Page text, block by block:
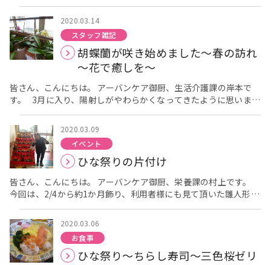
所されておられる方々が安心して過ごして頂けるように、このよ
うな緊急時を想定した訓練を定期的に行っていきたいと思いま
す！！
様も 「あ～、これ、この前の写真やね～」 「お正月だから、
おしゃれしたのよ～」 と職員とお話しされていました。 コロ
ナウイルスの影響で、当面の面会を控えさせて頂いている状況で
すが、現在、アーバンケア御厨をご利用の皆様は、特に感染症の
症状も見られず、元気にお過ごし頂けています。 せっかくのお
花見の季節ですが、外出が出来ない為、施設内でお元気に過ごさ
れている様子を掲示して明るい雰囲気に飾りつけしています。
事態が終息した際には、是非ご覧頂きたいと思います。
で、不安な日々を皆さんも送っておられるのではないかと思いま
す。 私共、アーバンケア御厨の職員も感染予防に努め、入所者様
に安心して頂けるように頑張っております！！ 話は変わります
が、令和２年３月１日からアーバンケア御厨に「居宅介護支援事
業所」がオープン しました！！ 報告が遅くなり申し訳ありませ
ん！！ 現在、居宅支援事業所の職員は１名ではありますが、介
護にお困りの方は是非、アーバンケア御厨居宅介護支援事業所に
ご相談ください！！
2020.03.14
スタッフ雑記
胡蝶蘭が咲き始めました～春の訪れ
～花で癒しを～
皆さん、こんにちは。 アーバンケア御厨、生活介護課の岸本で
す。 3月に入り、陽射しがやわらかくなってきたように思いま
す。 春がそこまでやってきているのでしょうか？ 今日は春の
訪れを感じられるような明るい話題をお伝えします。 当施設で育
てております胡蝶蘭の花が咲きました
咲かせる”ことから胡蝶蘭と呼ばれ、親しまれている花です。
胡蝶蘭と言えば開店祝いで飾られているのをよく目にされると思
います。 上品で清潔感があり、どんな場所にも映えるので贈られ
る事が多いようです。 また、花言葉の“幸福が飛んでくる”が新し
い門出にぴったりとの事で選ばれる方もいらっしゃるそうです。
のあるお花ですが、虫が付かないよう葉を1枚1枚拭いたり、天気
に合わせて鉢の場所を変えたりと、営繕職員さんが心を込めて大
切にお手入れして下さいました。 おかげで今年もキレイな花を愛
でる事が出来ます
普段控え目な入居者様が、花を見られなが
2020.03.09
イベント
ひな祭りの片付け
皆さん、こんにちは。 アーバンケア御厨、栄養課の村上です。
今回は、2/4から約1か月飾り、利用者様にも見て頂いた雛人形の
後片付けの様子をお伝えします。 （組み立てていた時の様子は、
こちらからもご覧頂けます。） 雛人形を片付ける日にちには、
諸説がありますが、一般的に①ひな祭り以降の雨でない日②3/6
頃の啓蟄の日と言われています。 アーバンケア御厨では、3/4の
雨が降る前の午前中に片付けました。 アーバンケア御厨の雛人
2020.03.06
お食事
ひな祭り～ちらし寿司～三色桜ゼリ